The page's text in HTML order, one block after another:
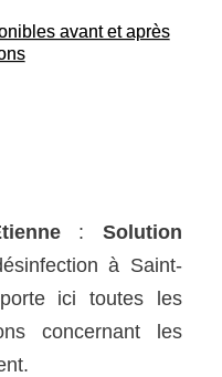
avant et après
: Solution
à Saint-
ici toutes les
concernant les